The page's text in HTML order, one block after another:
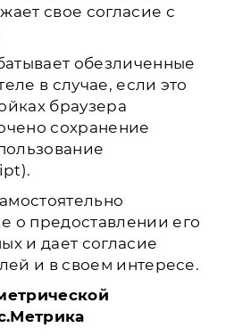
свое согласие с
обезличенные
в случае, если это
браузера
сохранение
о предоставлении его
и дает согласие
и в своем интересе.